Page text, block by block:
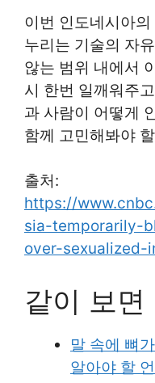
이번 인도네시아
누리는 기술의 자
않는 범위 내에서
시 한번 일깨워주
과 사람이 어떻게
함께 고민해봐야
출처:
https://
sia-temporarily-
over-sexualized-
같이 보면
말 속에 뼈
알아야 할